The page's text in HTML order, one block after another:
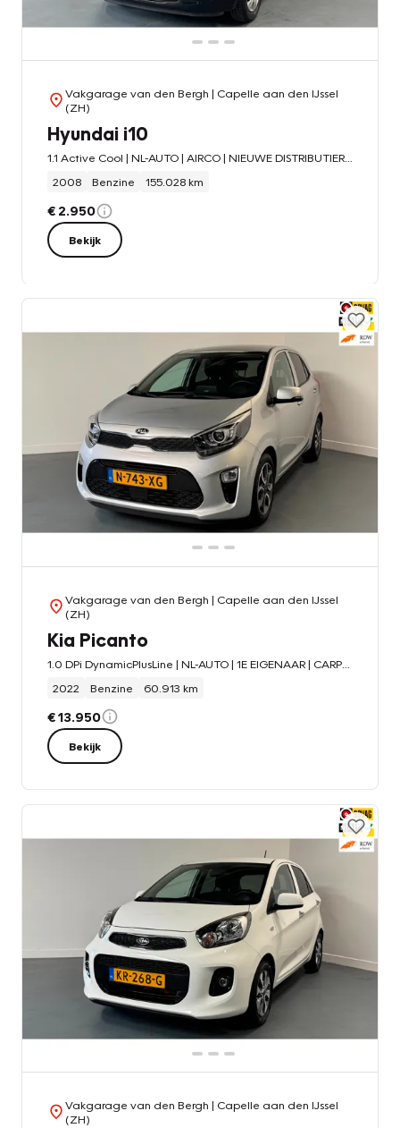
Vakgarage van den Bergh | Capelle aan den IJssel
(ZH)
Hyundai i10
2008
Benzine 155.028 km
€ 2.950
Bekijk
Vakgarage van den Bergh | Capelle aan den IJssel
(ZH)
Kia Picanto
2022
Benzine 60.913 km
€ 13.950
Bekijk
Vakgarage van den Bergh | Capelle aan den IJssel
(ZH)